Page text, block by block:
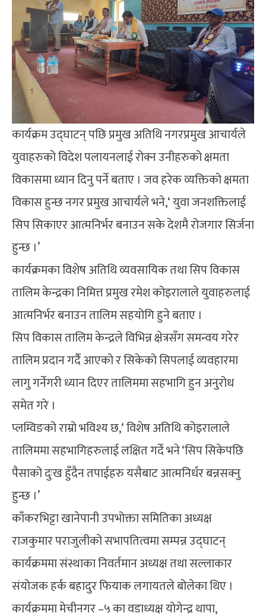
कार्यक्रम उद्घाटन् पछि प्रमुख अतिथि नगरप्रमुख आचार्यले
युवाहरुको विदेश पलायनलाई रोक्न उनीहरुको क्षमता
विकासमा ध्यान दिनु पर्ने बताए । जव हरेक व्यक्तिको क्षमता
विकास हुन्छ नगर प्रमुख आचार्यले भने,‘ युवा जनशक्तिलाई
सिप सिकाएर आत्मनिर्भर बनाउन सके देशमै रोजगार सिर्जना
हुन्छ ।’
कार्यक्रमका विशेष अतिथि व्यवसायिक तथा सिप विकास
तालिम केन्द्रका निमित्त प्रमुख रमेश कोइरालाले युवाहरुलाई
आत्मनिर्भर बनाउन तालिम सहयोगि हुने बताए ।
सिप विकास तालिम केन्द्रले विभिन्न क्षेत्रसँग समन्वय गरेर
तालिम प्रदान गर्दै आएको र सिकेको सिपलाई व्यवहारमा
लागु गर्नेगरी ध्यान दिएर तालिममा सहभागि हुन अनुरोध
समेत गरे ।
प्लम्विङको राम्रो भविश्य छ,‘ विशेष अतिथि कोइरालाले
तालिममा सहभागिहरुलाई लक्षित गर्दे भने ‘सिप सिकेपछि
पैसाको दुःख हुँदैन तपाईहरु यसैबाट आत्मनिर्धर बन्नसक्नु
हुन्छ ।’
काँकरभिट्टा खानेपानी उपभोक्ता समितिका अध्यक्ष
राजकुमार पराजुलीको सभापतित्वमा सम्पन्न उद्घाटन्
कार्यक्रममा संस्थाका निवर्तमान अध्यक्ष तथा सल्लाकार
संयोजक हर्क बहादुर फियाक लगायतले बोलेका थिए ।
कार्यक्रममा मेचीनगर –५ का वडाध्यक्ष योगेन्द्र थापा,